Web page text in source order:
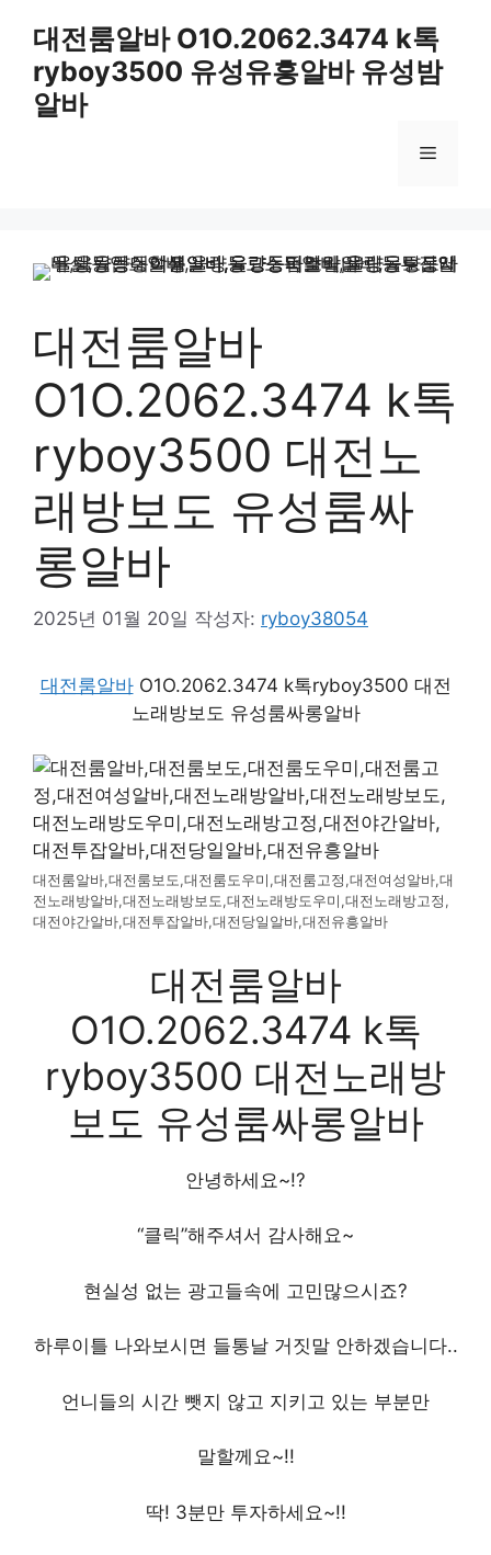
대전룸알바 O1O.2062.3474 k톡
ryboy3500 유성유흥알바 유성밤
알바
메
대전룸알바
O1O.2062.3474 k톡
ryboy3500 대전노
래방보도 유성룸싸
롱알바
2025년 01월 20일 작성자: ryboy38054
대전룸알바O1O.2062.3474 k톡ryboy3500 대전
노래방보도 유성룸싸롱알바
대전룸알바,대전룸보도,대전룸도우미,대전룸고정,대전여성알바,대
전노래방알바,대전노래방보도,대전노래방도우미,대전노래방고정,
대전야간알바,대전투잡알바,대전당일알바,대전유흥알바
대전룸알바
O1O.2062.3474 k톡
ryboy3500 대전노래방
보도 유성룸싸롱알바
안녕하세요~!?
“클릭”해주셔서 감사해요~
현실성 없는 광고들속에 고민많으시죠?
하루이틀 나와보시면 들통날 거짓말 안하겠습니다..
언니들의 시간 뺏지 않고 지키고 있는 부분만
말할께요~!!
딱! 3분만 투자하세요~!!